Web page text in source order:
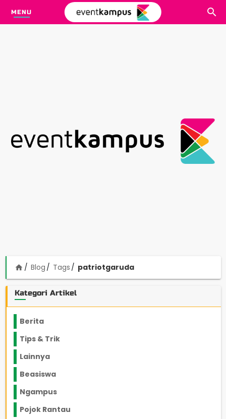
MENU
home Blog Tags patriotgaruda
Kategori Artikel
Berita
Tips & Trik
Lainnya
Beasiswa
Ngampus
Pojok Rantau